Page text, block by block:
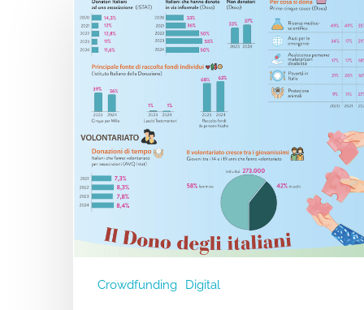
Crowdfunding Digital